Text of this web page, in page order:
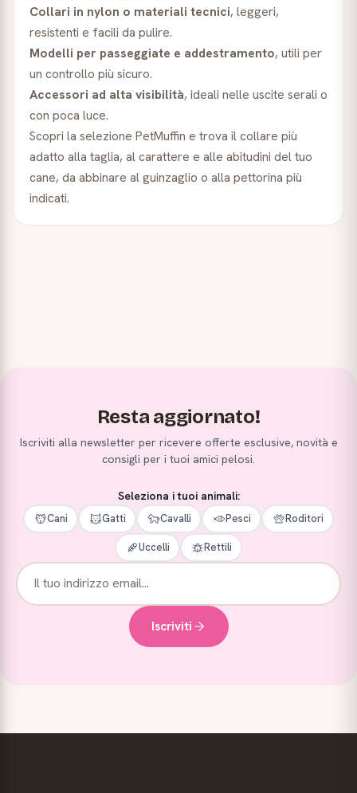
Collari in nylon o materiali tecnici, leggeri,
resistenti e facili da pulire.
Modelli per passeggiate e addestramento, utili per
un controllo più sicuro.
Accessori ad alta visibilità, ideali nelle uscite serali o
con poca luce.
Scopri la selezione PetMuffin e trova il collare più
adatto alla taglia, al carattere e alle abitudini del tuo
cane, da abbinare al guinzaglio o alla pettorina più
indicati.
Resta aggiornato!
Iscriviti alla newsletter per ricevere offerte esclusive, novità e
consigli per i tuoi amici pelosi.
Seleziona i tuoi animali:
Cani Gatti Cavalli Pesci Roditori
Uccelli Rettili
Iscriviti